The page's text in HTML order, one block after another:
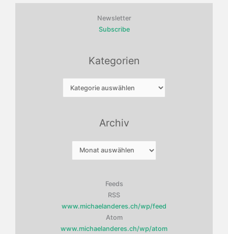
Newsletter
Subscribe
Kategorien
Archiv
Feeds
RSS
www.michaelanderes.ch/wp/feed
Atom
www.michaelanderes.ch/wp/atom